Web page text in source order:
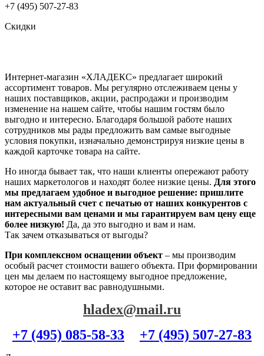
+7 (495) 507-27-83
Скидки
Интернет-магазин «ХЛАДЕКС» предлагает широкий
ассортимент товаров. Мы регулярно отслеживаем цены у
наших поставщиков, акции, распродажи и производим
изменение на нашем сайте, чтобы нашим гостям было
выгодно и интересно. Благодаря большой работе наших
сотрудников мы рады предложить вам самые выгодные
условия покупки, изначально демонстрируя низкие цены в
каждой карточке товара на сайте.
Но иногда бывает так, что наши клиенты опережают работу
наших маркетологов и находят более низкие цены. Для этого
мы предлагаем удобное и выгодное решение: пришлите
нам актуальный счет с печатью от наших конкурентов с
интересными вам ценами и мы гарантируем вам цену еще
более низкую! Да, да это выгодно и вам и нам.
Так зачем отказываться от выгоды?
При комплексном оснащении объект – мы производим
особый расчет стоимости вашего объекта. При формировании
цен мы делаем по настоящему выгодное предложение,
которое не оставит вас равнодушными.
hladex@mail.ru
+7 (495) 085-58-33
+7 (495) 507-27-83